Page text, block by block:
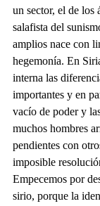
un sector, el de los
salafista del
amplios nace con
hegemonía. En
interna las
importantes y en
vacío de poder y
muchos hombres
pendientes con
imposible
Empecemos por
sirio, porque la